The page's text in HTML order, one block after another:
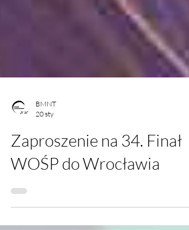
20 sty
Zaproszenie na 34. Finał
WOŚP do Wrocławia